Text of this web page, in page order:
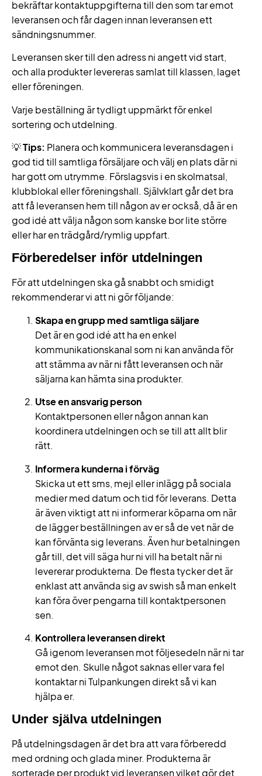
bekräftar kontaktuppgifterna till den som tar emot
leveransen och får dagen innan leveransen ett
sändningsnummer.
Leveransen sker till den adress ni angett vid start,
och alla produkter levereras samlat till klassen, laget
eller föreningen.
Varje beställning är tydligt uppmärkt för enkel
sortering och utdelning.
💡Tips: Planera och kommunicera leveransdagen i
god tid till samtliga försäljare och välj en plats där ni
har gott om utrymme. Förslagsvis i en skolmatsal,
klubblokal eller föreningshall. Självklart går det bra
att få leveransen hem till någon av er också, då är en
god idé att välja någon som kanske bor lite större
eller har en trädgård/rymlig uppfart.
Förberedelser inför utdelningen
För att utdelningen ska gå snabbt och smidigt
rekommenderar vi att ni gör följande:
Skapa en grupp med samtliga säljare
Det är en god idé att ha en enkel
kommunikationskanal som ni kan använda för
att stämma av när ni fått leveransen och när
säljarna kan hämta sina produkter.
Utse en ansvarig person
Kontaktpersonen eller någon annan kan
koordinera utdelningen och se till att allt blir
rätt.
Informera kunderna i förväg
Skicka ut ett sms, mejl eller inlägg på sociala
medier med datum och tid för leverans. Detta
är även viktigt att ni informerar köparna om när
de lägger beställningen av er så de vet när de
kan förvänta sig leverans. Även hur betalningen
går till, det vill säga hur ni vill ha betalt när ni
levererar produkterna. De flesta tycker det är
enklast att använda sig av swish så man enkelt
kan föra över pengarna till kontaktpersonen
sen.
Kontrollera leveransen direkt
Gå igenom leveransen mot följesedeln när ni tar
emot den. Skulle något saknas eller vara fel
kontaktar ni Tulpankungen direkt så vi kan
hjälpa er.
Under själva utdelningen
På utdelningsdagen är det bra att vara förberedd
med ordning och glada miner. Produkterna är
sorterade per produkt vid leveransen vilket gör det